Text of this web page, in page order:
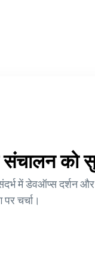
को
में डेवऑप्स दर्शन
चर्चा।